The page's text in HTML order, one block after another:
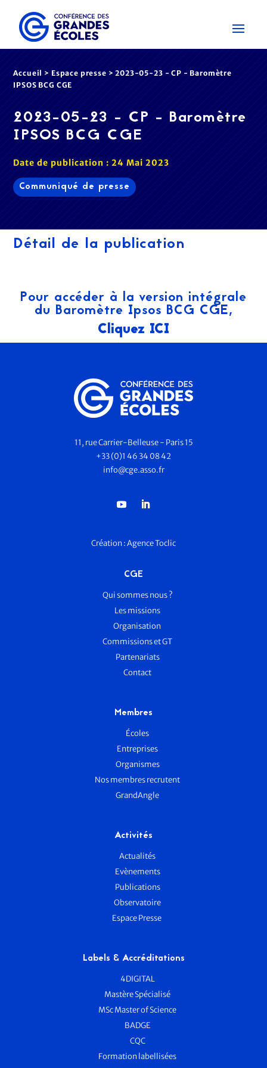
Accueil > Espace presse >2023-05-23 - CP - Baromètre
IPSOS BCG CGE
2023-05-23 - CP - Baromètre
IPSOS BCG CGE
Date de publication : 24 Mai 2023
Communiqué de presse
Détail de la publication
Pour accéder à la version intégrale
du Baromètre Ipsos BCG CGE,
Cliquez ICI
11, rue Carrier-Belleuse - Paris 15
+33 (0)1 46 34 08 42
info@cge.asso.fr
Création :Agence Toclic
CGE
Qui sommes nous ?
Les missions
Organisation
Commissions et GT
Partenariats
Contact
Membres
Écoles
Entreprises
Organismes
Nos membres recrutent
GrandAngle
Activités
Actualités
Evènements
Publications
Observatoire
Espace Presse
Labels & Accréditations
4DIGITAL
Mastère Spécialisé
MSc Master of Science
BADGE
CQC
Formation labellisées